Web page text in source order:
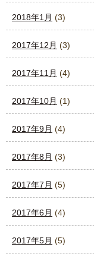
2018年1月 (3)
2017年12月 (3)
2017年11月 (4)
2017年10月 (1)
2017年9月 (4)
2017年8月 (3)
2017年7月 (5)
2017年6月 (4)
2017年5月 (5)